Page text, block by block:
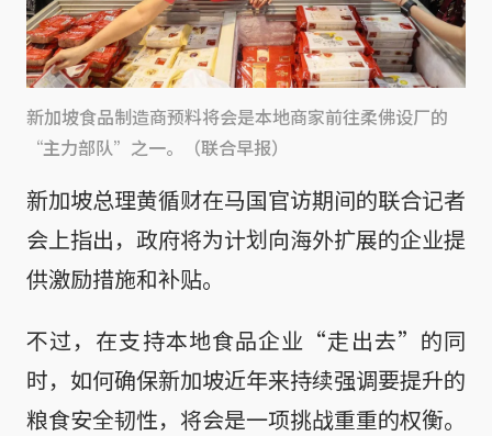
新加坡食品制造商预料将会是本地商家前往柔佛设厂的
“主力部队”之一。（联合早报）
新加坡总理黄循财在马国官访期间的联合记者
会上指出，政府将为计划向海外扩展的企业提
供激励措施和补贴。
不过，在支持本地食品企业“走出去”的同
时，如何确保新加坡近年来持续强调要提升的
粮食安全韧性，将会是一项挑战重重的权衡。